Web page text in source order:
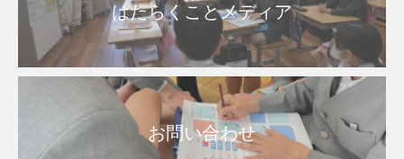
はたらくことメディア
お問い合わせ